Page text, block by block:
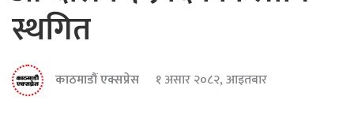
स्थगित
काठमाडौं एक्सप्रेस १ असार २०८२, आइतबार